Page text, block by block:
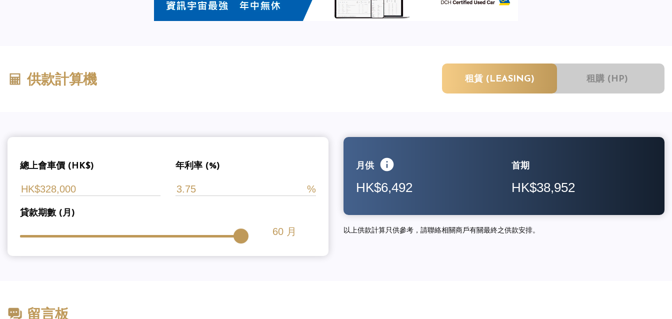
供款計算機 租賃 (LEASING) 租購 (HP)
總上會車價 (HK$) 年利率 (%)
貸款期數 (月)
60 月
月供
HK$6,492
首期
HK$38,952
以上供款計算只供參考，請聯絡相關商戶有關最終之供款安排。
留言板